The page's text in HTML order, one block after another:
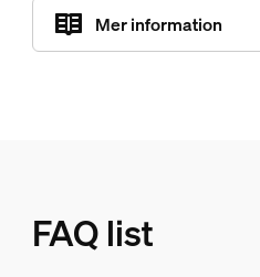
Mer information
FAQ list